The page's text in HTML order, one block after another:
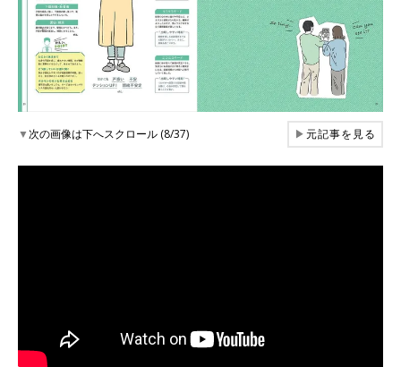
▼次の画像は下へスクロール (8/37) ▶元記事を見る